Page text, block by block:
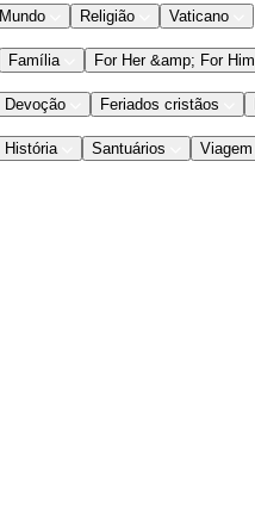
Mundo Religião Vaticano
Família For Her &amp; For Him
Devoção Feriados cristãos
História Santuários Viagem